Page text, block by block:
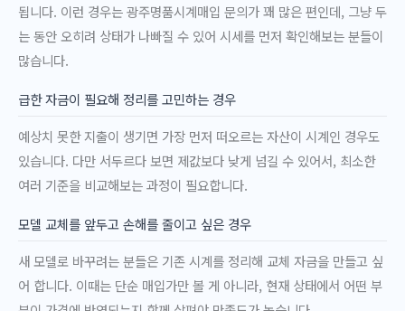
됩니다. 이런 경우는 광주명품시계매입 문의가 꽤 많은 편인데, 그냥 두
는 동안 오히려 상태가 나빠질 수 있어 시세를 먼저 확인해보는 분들이
많습니다.
급한 자금이 필요해 정리를 고민하는 경우
예상치 못한 지출이 생기면 가장 먼저 떠오르는 자산이 시계인 경우도
있습니다. 다만 서두르다 보면 제값보다 낮게 넘길 수 있어서, 최소한
여러 기준을 비교해보는 과정이 필요합니다.
모델 교체를 앞두고 손해를 줄이고 싶은 경우
새 모델로 바꾸려는 분들은 기존 시계를 정리해 교체 자금을 만들고 싶
어 합니다. 이때는 단순 매입가만 볼 게 아니라, 현재 상태에서 어떤 부